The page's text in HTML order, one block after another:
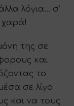
λόγια… σ’
χαρά!
της σε
και
το
σε λίγο
και να τους